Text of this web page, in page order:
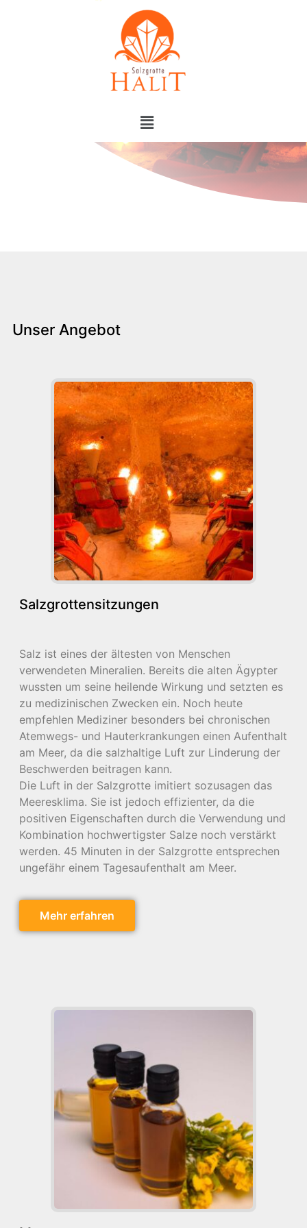
Unser Angebot
Salzgrottensitzungen
Salz ist eines der ältesten von Menschen
verwendeten Mineralien. Bereits die alten Ägypter
wussten um seine heilende Wirkung und setzten es
zu medizinischen Zwecken ein. Noch heute
empfehlen Mediziner besonders bei chronischen
Atemwegs- und Hauterkrankungen einen Aufenthalt
am Meer, da die salzhaltige Luft zur Linderung der
Beschwerden beitragen kann.
Die Luft in der Salzgrotte imitiert sozusagen das
Meeresklima. Sie ist jedoch effizienter, da die
positiven Eigenschaften durch die Verwendung und
Kombination hochwertigster Salze noch verstärkt
werden. 45 Minuten in der Salzgrotte entsprechen
ungefähr einem Tagesaufenthalt am Meer.
Mehr erfahren